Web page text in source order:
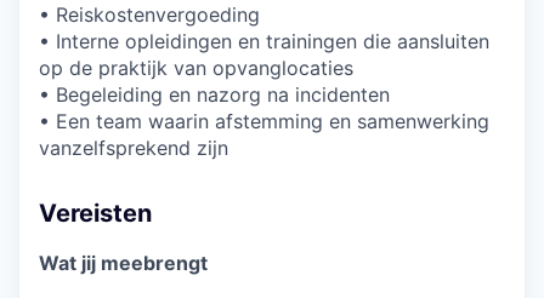
• Reiskostenvergoeding
• Interne opleidingen en trainingen die aansluiten
op de praktijk van opvanglocaties
• Begeleiding en nazorg na incidenten
• Een team waarin afstemming en samenwerking
vanzelfsprekend zijn
Vereisten
Wat jij meebrengt